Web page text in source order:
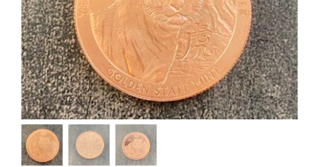
Angebote
Über Uns
Kontakt